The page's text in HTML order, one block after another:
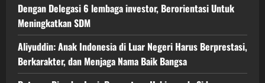
Dengan Delegasi 6 lembaga investor, Berorientasi Untuk
Meningkatkan SDM
Aliyuddin: Anak Indonesia di Luar Negeri Harus Berprestasi,
Berkarakter, dan Menjaga Nama Baik Bangsa